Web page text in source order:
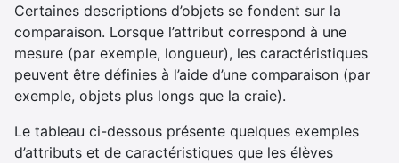
Certaines descriptions d’objets se fondent sur la
comparaison. Lorsque l’attribut correspond à une
mesure (par exemple, longueur), les caractéristiques
peuvent être définies à l’aide d’une comparaison (par
exemple, objets plus longs que la craie).
Le tableau ci-dessous présente quelques exemples
d’attributs et de caractéristiques que les élèves